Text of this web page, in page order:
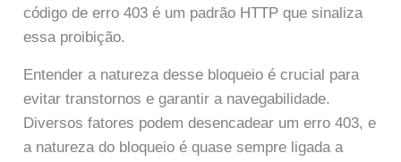
código de erro 403 é um padrão HTTP que sinaliza
essa proibição.
Entender a natureza desse bloqueio é crucial para
evitar transtornos e garantir a navegabilidade.
Diversos fatores podem desencadear um erro 403, e
a natureza do bloqueio é quase sempre ligada a